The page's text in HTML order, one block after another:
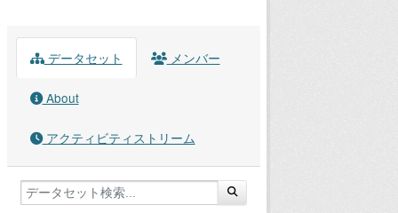
データセット メンバー
About
アクティビティストリーム